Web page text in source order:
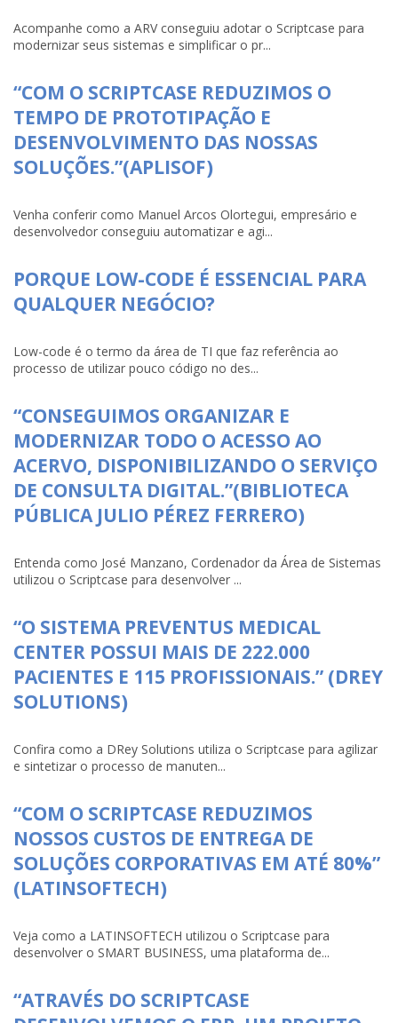
Acompanhe como a ARV conseguiu adotar o Scriptcase para
modernizar seus sistemas e simplificar o pr...
“COM O SCRIPTCASE REDUZIMOS O
TEMPO DE PROTOTIPAÇÃO E
DESENVOLVIMENTO DAS NOSSAS
SOLUÇÕES.”(APLISOF)
Venha conferir como Manuel Arcos Olortegui, empresário e
desenvolvedor conseguiu automatizar e agi...
PORQUE LOW-CODE É ESSENCIAL PARA
QUALQUER NEGÓCIO?
Low-code é o termo da área de TI que faz referência ao
processo de utilizar pouco código no des...
“CONSEGUIMOS ORGANIZAR E
MODERNIZAR TODO O ACESSO AO
ACERVO, DISPONIBILIZANDO O SERVIÇO
DE CONSULTA DIGITAL.”(BIBLIOTECA
PÚBLICA JULIO PÉREZ FERRERO)
Entenda como José Manzano, Cordenador da Área de Sistemas
utilizou o Scriptcase para desenvolver ...
“O SISTEMA PREVENTUS MEDICAL
CENTER POSSUI MAIS DE 222.000
PACIENTES E 115 PROFISSIONAIS.” (DREY
SOLUTIONS)
Confira como a DRey Solutions utiliza o Scriptcase para agilizar
e sintetizar o processo de manuten...
“COM O SCRIPTCASE REDUZIMOS
NOSSOS CUSTOS DE ENTREGA DE
SOLUÇÕES CORPORATIVAS EM ATÉ 80%”
(LATINSOFTECH)
Veja como a LATINSOFTECH utilizou o Scriptcase para
desenvolver o SMART BUSINESS, uma plataforma de...
“ATRAVÉS DO SCRIPTCASE